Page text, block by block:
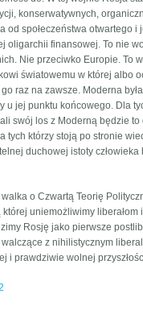
konserwatywnych,
od społeczeństwa otwartego i
oligarchii finansowej. To nie
Nie przeciwko Europie. To
światowemu w której albo
raz na zawsze. Moderna
u jej punktu końcowego. Dla
swój los z Moderną będzie to
tych którzy stoją po stronie
duchowej istoty
o Czwartą Teorię
uniemożliwimy liberałom
Rosję jako pierwsze
z nihilistycznym
i prawdziwie wolnej